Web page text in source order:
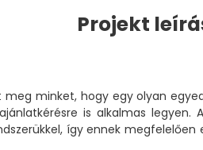
Projekt
minket, hogy egy olyan
is alkalmas
így ennek